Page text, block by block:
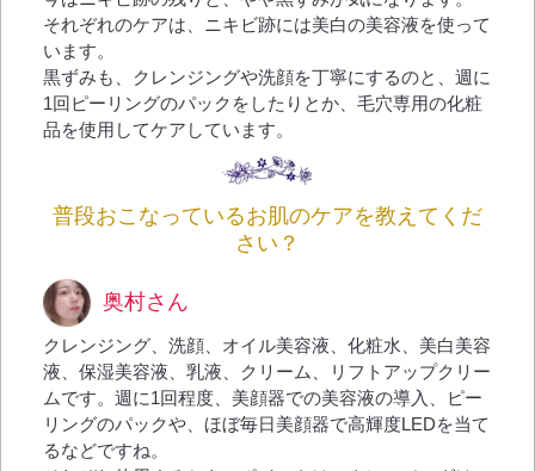
それぞれのケアは、ニキビ跡には美白の美容液を使って
います。
黒ずみも、クレンジングや洗顔を丁寧にするのと、週に
1回ピーリングのパックをしたりとか、毛穴専用の化粧
品を使用してケアしています。
普段おこなっているお肌のケアを教えてくだ
さい？
奥村さん
クレンジング、洗顔、オイル美容液、化粧水、美白美容
液、保湿美容液、乳液、クリーム、リフトアップクリー
ムです。週に1回程度、美顔器での美容液の導入、ピー
リングのパックや、ほぼ毎日美顔器で高輝度LEDを当て
るなどですね。